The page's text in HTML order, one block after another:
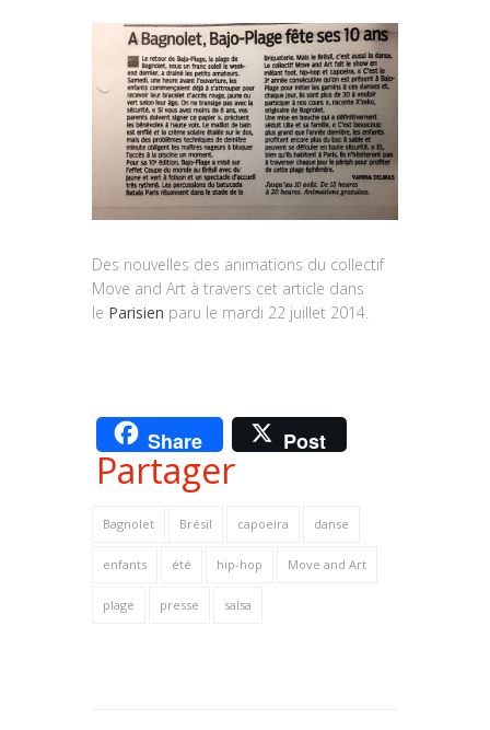
Des nouvelles des animations du collectif
Move and Art à travers cet article dans
le Parisien paru le mardi 22 juillet 2014.
Share Post
Partager
Bagnolet Brésil capoeira danse
enfants été hip-hop Move and Art
plage presse salsa